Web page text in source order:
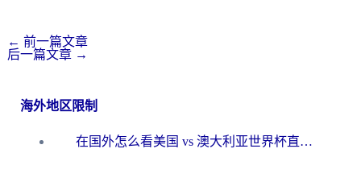
← 前一篇文章
后一篇文章 →
海外地区限制
在国外怎么看美国 vs 澳大利亚世界杯直播？海外党必藏的中文解说观赛指南